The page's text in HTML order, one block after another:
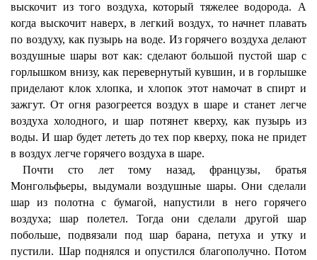
выскочит из того воздуха, который тяжелее водорода. А
когда выскочит наверх, в легкий воздух, то начнет плавать
по воздуху, как пузырь на воде. Из горячего воздуха делают
воздушные шары вот как: сделают большой пустой шар с
горлышком внизу, как перевернутый кувшин, и в горлышке
приделают клок хлопка, и хлопок этот намочат в спирт и
зажгут. От огня разогреется воздух в шаре и станет легче
воздуха холодного, и шар потянет кверху, как пузырь из
воды. И шар будет лететь до тех пор кверху, пока не придет
в воздух легче горячего воздуха в шаре.
Почти сто лет тому назад, французы, братья
Монгольфьеры, выдумали воздушные шары. Они сделали
шар из полотна с бумагой, напустили в него горячего
воздуха; шар полетел. Тогда они сделали другой шар
побольше, подвязали под шар барана, петуха и утку и
пустили. Шар поднялся и опустился благополучно. Потом